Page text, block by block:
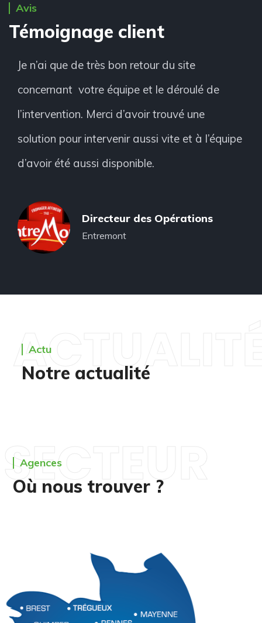
Avis
Témoignage client
Je n’ai que de très bon retour du site
concernant votre équipe et le déroulé de
l’intervention. Merci d’avoir trouvé une
solution pour intervenir aussi vite et à l’équipe
d’avoir été aussi disponible.
Directeur des Opérations
Entremont
Actu
Notre actualité
Agences
Où nous trouver ?
SECTEUR